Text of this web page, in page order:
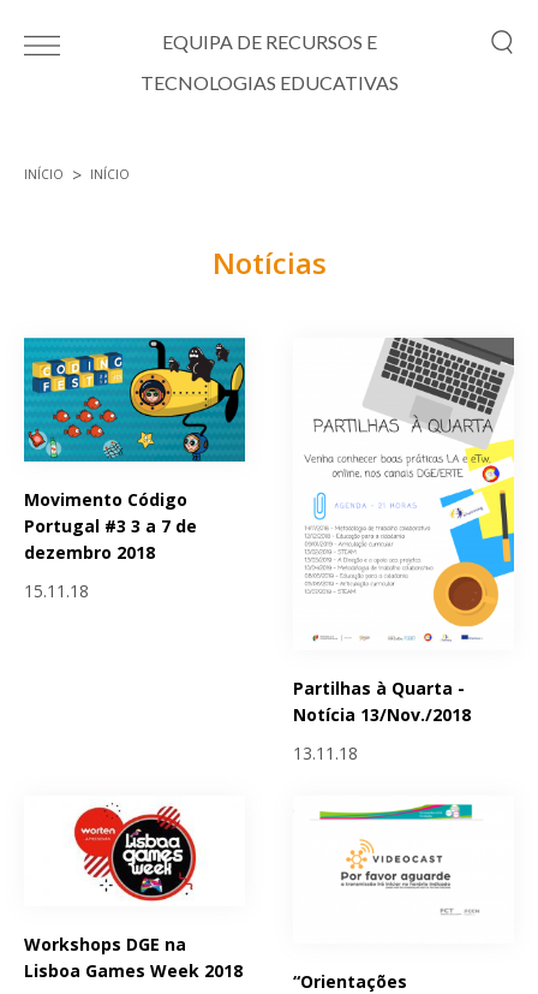
EQUIPA DE RECURSOS E
TECNOLOGIAS EDUCATIVAS
INÍCIO INÍCIO
Notícias
Movimento Código
Portugal #3 3 a 7 de
dezembro 2018
15.11.18
Partilhas à Quarta -
Notícia 13/Nov./2018
13.11.18
Workshops DGE na
Lisboa Games Week 2018
“Orientações
Páginas